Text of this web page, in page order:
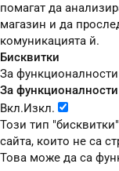
помагат да
магазин и да
комуникацията й.
Бисквитки
За функционалности
За функционалности
Вкл.Изкл.
Този тип
сайта, които не са
Това може да са